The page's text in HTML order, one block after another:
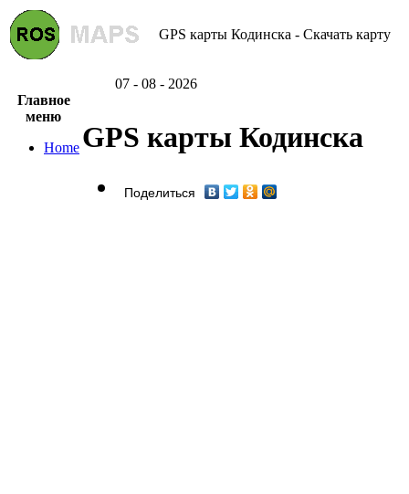
GPS карты Кодинска - Скачать карту
07 - 08 - 2026
Главное
меню
Home GPS карты Кодинска
Поделиться